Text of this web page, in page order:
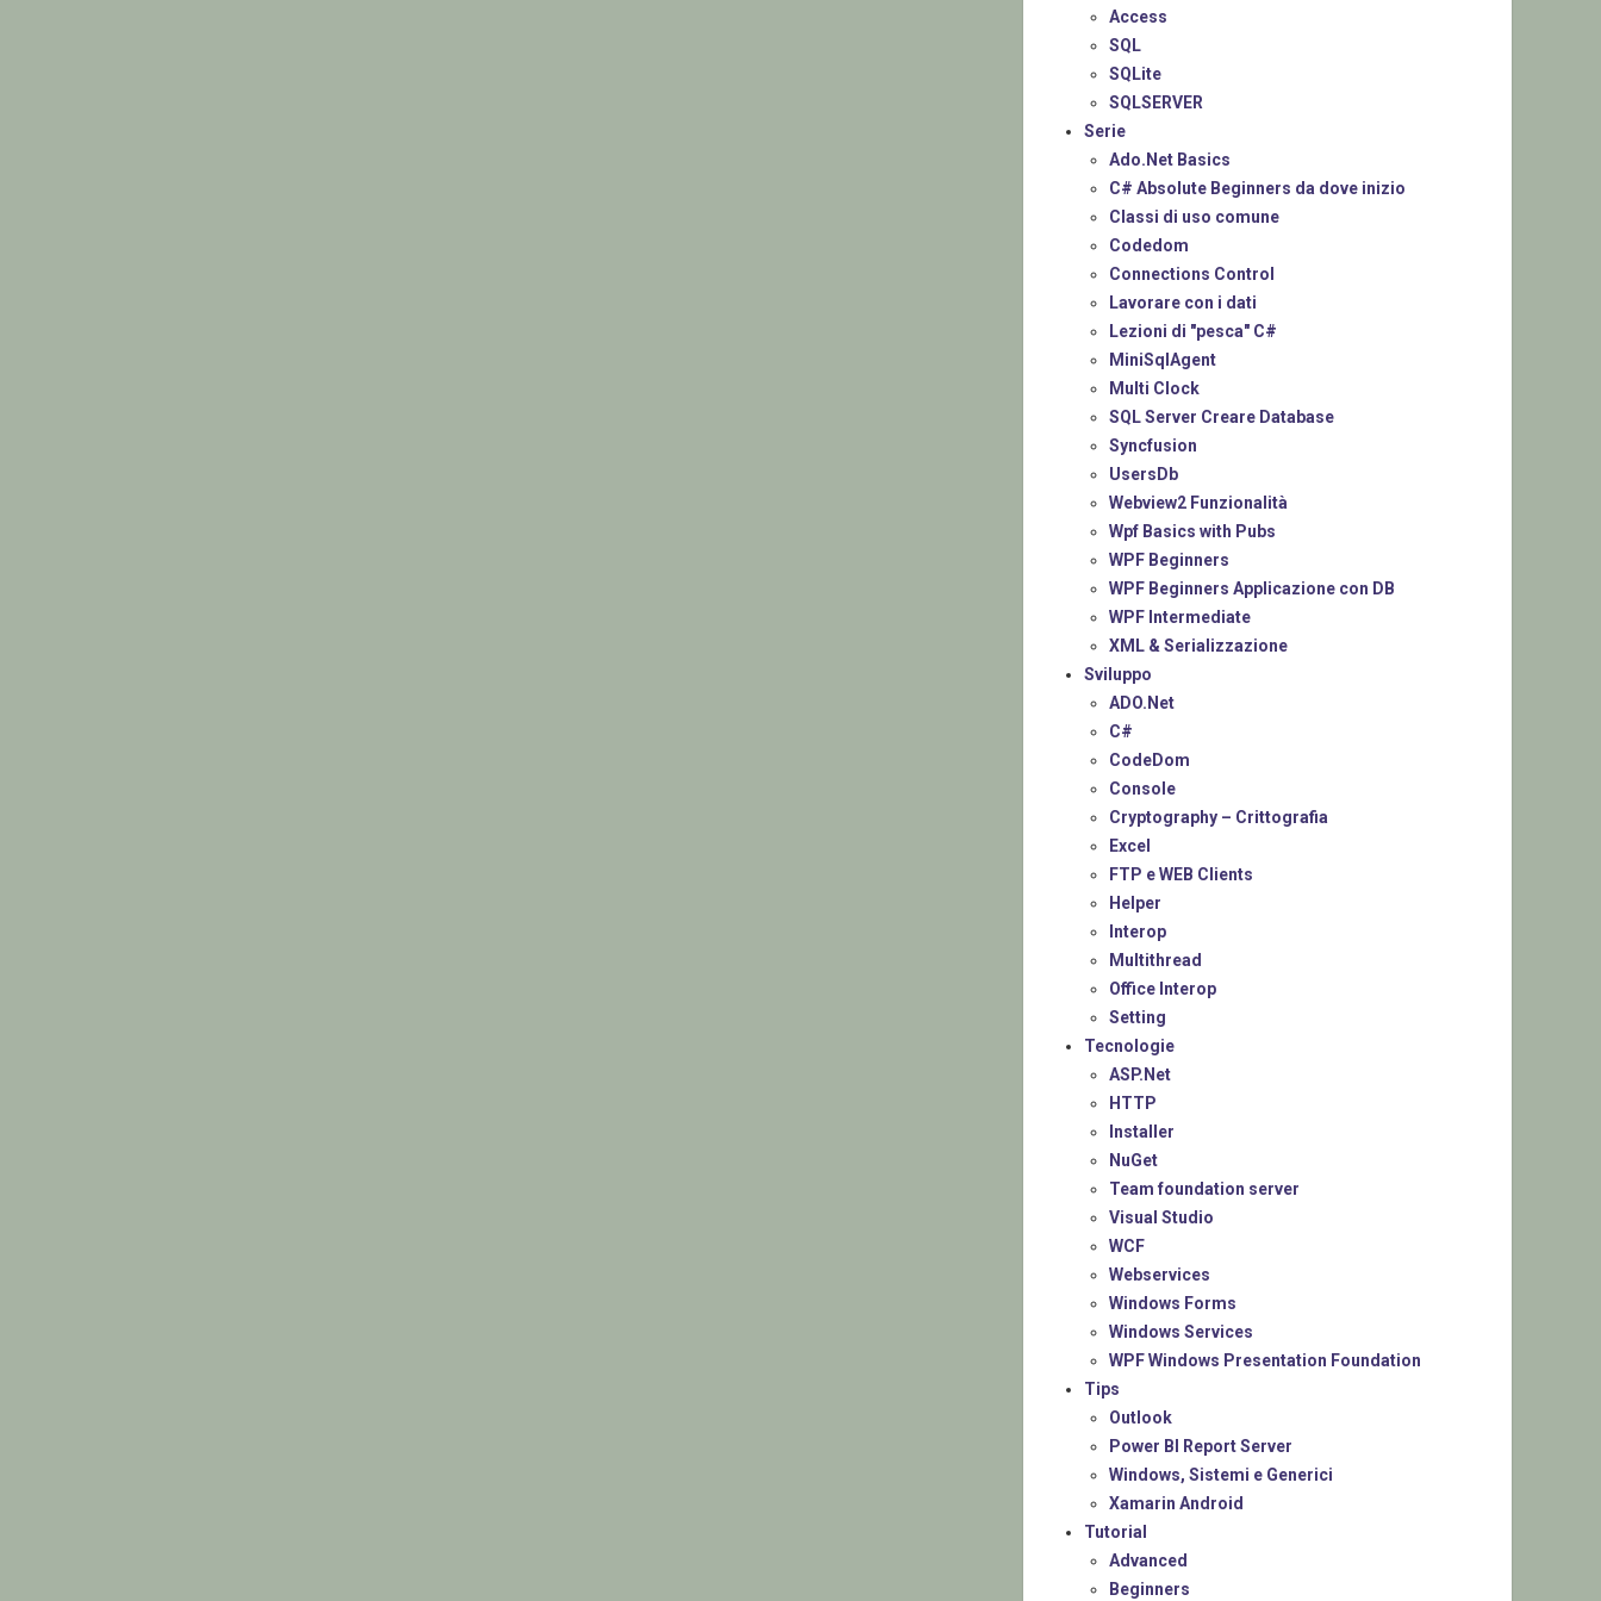
Access
SQL
SQLite
SQLSERVER
Serie
Ado.Net Basics
C# Absolute Beginners da dove inizio
Classi di uso comune
Codedom
Connections Control
Lavorare con i dati
Lezioni di "pesca" C#
MiniSqlAgent
Multi Clock
SQL Server Creare Database
Syncfusion
UsersDb
Webview2 Funzionalità
Wpf Basics with Pubs
WPF Beginners
WPF Beginners Applicazione con DB
WPF Intermediate
XML & Serializzazione
Sviluppo
ADO.Net
C#
CodeDom
Console
Cryptography – Crittografia
Excel
FTP e WEB Clients
Helper
Interop
Multithread
Office Interop
Setting
Tecnologie
ASP.Net
HTTP
Installer
NuGet
Team foundation server
Visual Studio
WCF
Webservices
Windows Forms
Windows Services
WPF Windows Presentation Foundation
Tips
Outlook
Power BI Report Server
Windows, Sistemi e Generici
Xamarin Android
Tutorial
Advanced
Beginners